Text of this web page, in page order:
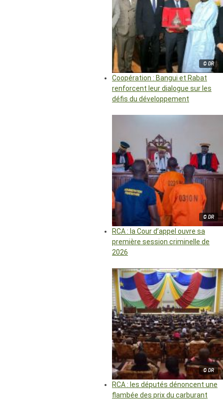
© DR
Coopération : Bangui et Rabat
renforcent leur dialogue sur les
défis du développement
© DR
RCA : la Cour d’appel ouvre sa
première session criminelle de
2026
© DR
RCA : les députés dénoncent une
flambée des prix du carburant